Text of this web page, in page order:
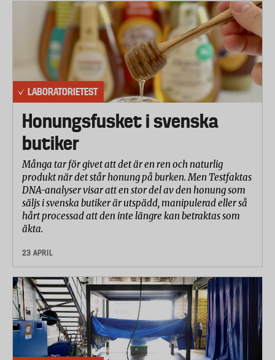
LABORATORIETEST
Honungsfusket i svenska
butiker
Många tar för givet att det är en ren och naturlig
produkt när det står honung på burken. Men Testfaktas
DNA-analyser visar att en stor del av den honung som
säljs i svenska butiker är utspädd, manipulerad eller så
hårt processad att den inte längre kan betraktas som
äkta.
23 APRIL